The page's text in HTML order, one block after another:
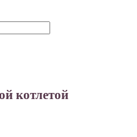
котлетой